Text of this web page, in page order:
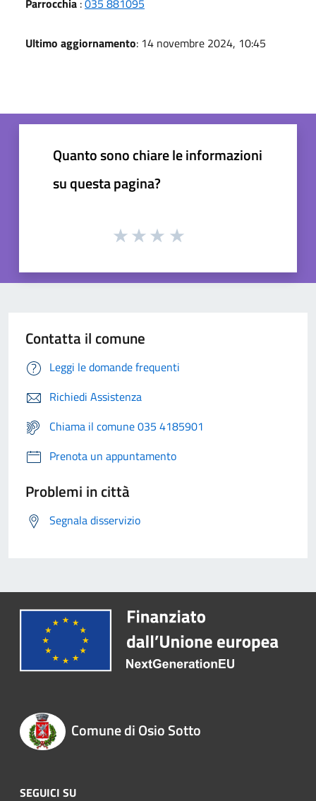
Ultimo aggiornamento: 14 novembre 2024, 10:45
Quanto sono chiare le informazioni
su questa pagina?
Contatta il comune
Leggi le domande frequenti
Richiedi Assistenza
Chiama il comune 035 4185901
Prenota un appuntamento
Problemi in città
Segnala disservizio
Comune di Osio Sotto
SEGUICI SU